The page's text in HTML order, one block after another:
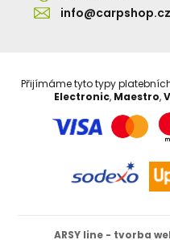
info@carpshop.cz
Přijímáme tyto typy
Electronic, Maestro,
ARSY line - tvorba